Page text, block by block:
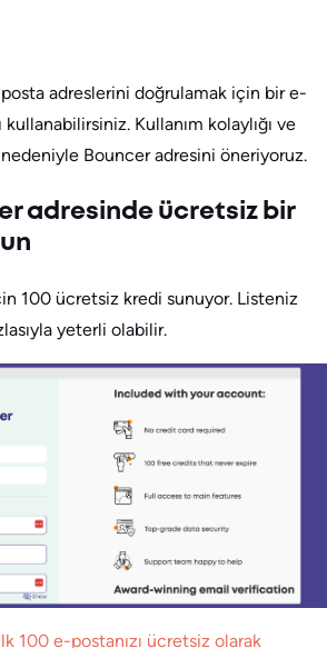
adreslerini doğrulamak için bir e-
Kullanım kolaylığı ve
Bouncer adresini öneriyoruz.
adresinde ücretsiz bir
100 ücretsiz kredi sunuyor. Listeniz
yeterli olabilir.
100 e-postanızı ücretsiz olarak